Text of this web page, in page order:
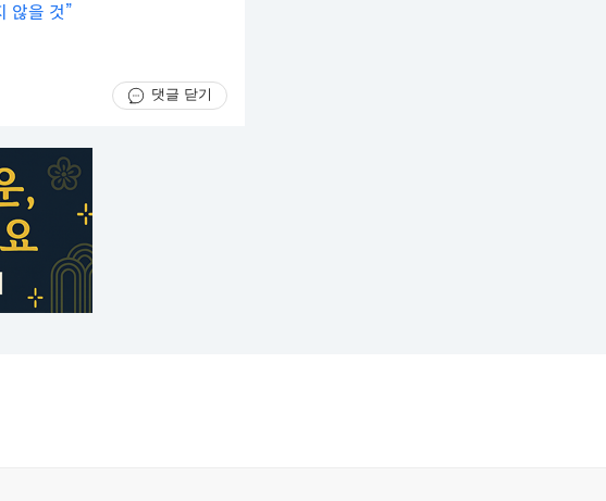
않을 것”
댓글 닫기